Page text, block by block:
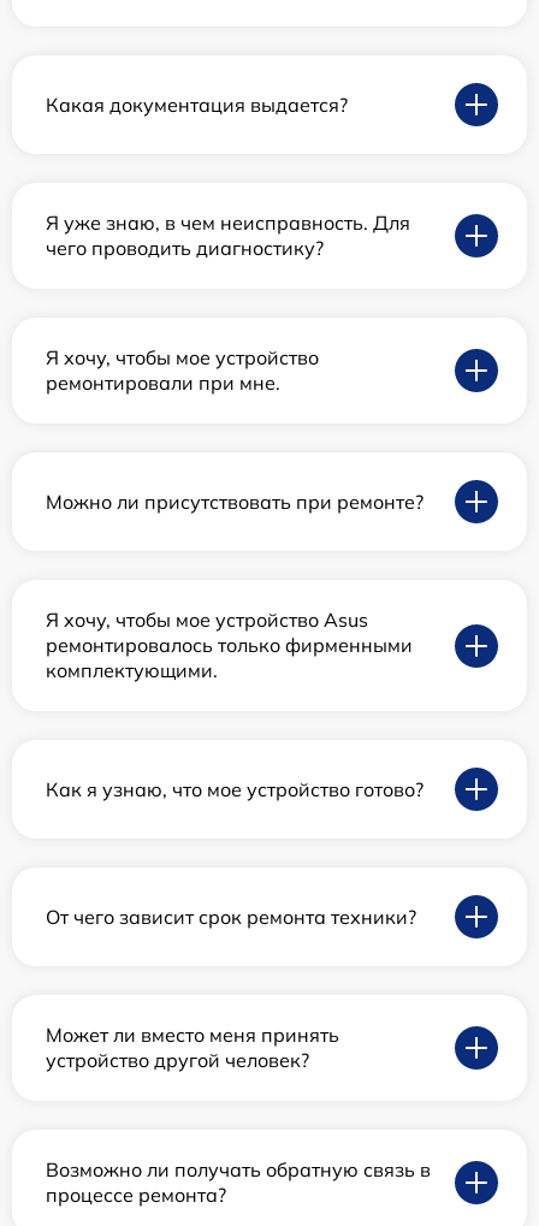
Какая документация выдается?
Я уже знаю, в чем неисправность. Для
чего проводить диагностику?
Я хочу, чтобы мое устройство
ремонтировали при мне.
Можно ли присутствовать при ремонте?
Я хочу, чтобы мое устройство Asus
ремонтировалось только фирменными
комплектующими.
Как я узнаю, что мое устройство готово?
От чего зависит срок ремонта техники?
Может ли вместо меня принять
устройство другой человек?
Возможно ли получать обратную связь в
процессе ремонта?